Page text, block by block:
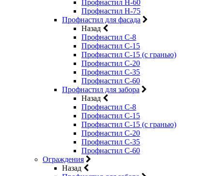
Профнастил Н-60
Профнастил Н-75
Профнастил для фасада
Назад
Профнастил С-8
Профнастил С-15
Профнастил С-15 (с гранью)
Профнастил С-20
Профнастил С-35
Профнастил С-60
Профнастил для забора
Назад
Профнастил С-8
Профнастил С-15
Профнастил С-15 (с гранью)
Профнастил С-20
Профнастил С-35
Профнастил С-60
Ограждения
Назад